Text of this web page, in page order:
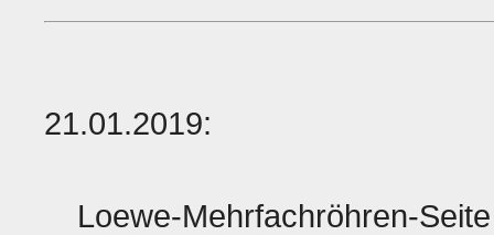
21.01.2019:
Loewe-Mehrfachröhren-